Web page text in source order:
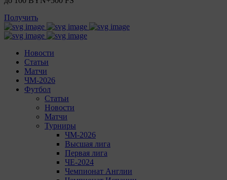
Получить
Новости
Статьи
Матчи
ЧМ-2026
Футбол
Статьи
Новости
Матчи
Турниры
ЧМ-2026
Высшая лига
Первая лига
ЧЕ-2024
Чемпионат Англии